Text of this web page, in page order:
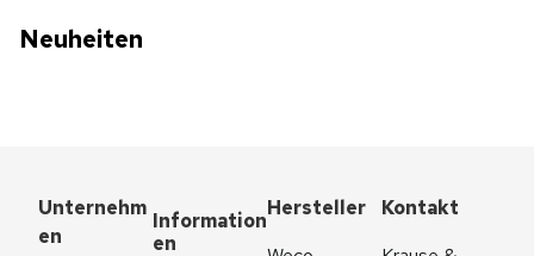
Neuheiten
Unternehm
en
Information
en
Hersteller
Kontakt